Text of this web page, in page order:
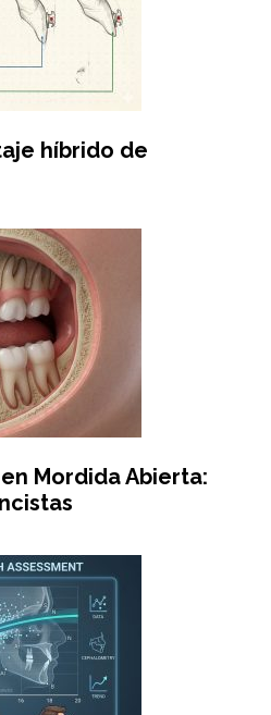
híbrido de
Mordida Abierta: